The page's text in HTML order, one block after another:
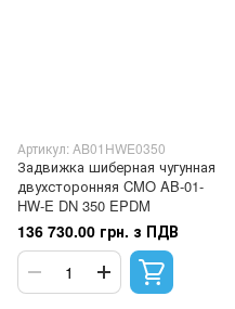
Артикул: AB01HWE0350
Задвижка шиберная чугунная
двухсторонняя CMO AB-01-
HW-E DN 350 EPDM
136 730.00 грн. з ПДВ